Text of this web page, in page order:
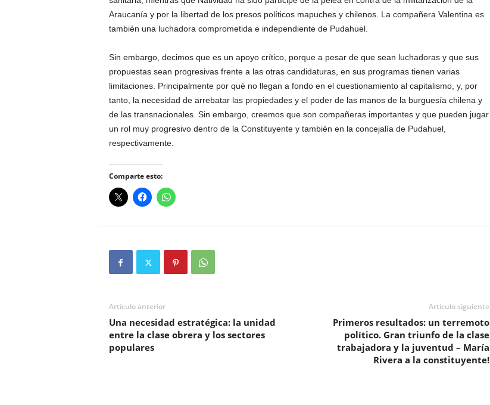
Araucanía y por la libertad de los presos políticos mapuches y chilenos. La compañera Valentina es
también una luchadora comprometida e independiente de Pudahuel.
Sin embargo, decimos que es un apoyo crítico, porque a pesar de que sean luchadoras y que sus
propuestas sean progresivas frente a las otras candidaturas, en sus programas tienen varias
limitaciones. Principalmente por qué no llegan a fondo en el cuestionamiento al capitalismo, y, por
tanto, la necesidad de arrebatar las propiedades y el poder de las manos de la burguesía chilena y
de las transnacionales. Sin embargo, creemos que son compañeras importantes y que pueden jugar
un rol muy progresivo dentro de la Constituyente y también en la concejalía de Pudahuel,
respectivamente.
Comparte esto:
Artículo anterior
Una necesidad estratégica: la unidad
entre la clase obrera y los sectores
populares
Artículo siguiente
Primeros resultados: un terremoto
político. Gran triunfo de la clase
trabajadora y la juventud – María
Rivera a la constituyente!